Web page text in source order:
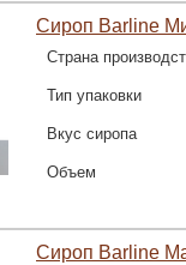
Сироп Barline
Страна
Тип упаковки
Вкус сиропа
Объем
Сироп Barline